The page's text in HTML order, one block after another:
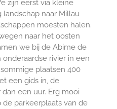
zijn eerst via kleine
naar Millau
moesten halen.
naar het oosten
we bij de Abime de
onderaardse rivier in een
plaatsen 400
een gids in, de
een uur. Erg mooi
de parkeerplaats van de